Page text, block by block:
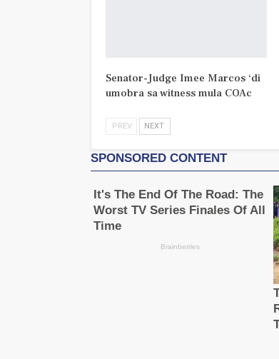
Senator-Judge Imee Marcos ‘di
umobra sa witness mula COAc
PREV NEXT